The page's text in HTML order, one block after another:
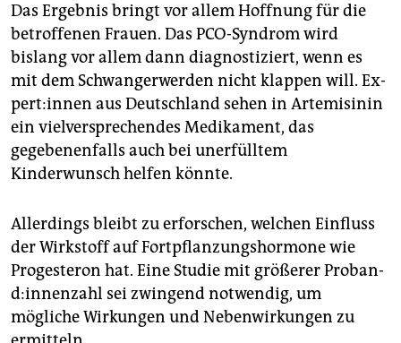
Das Ergebnis bringt vor allem Hoffnung für die
betroffenen Frauen. Das PCO-Syndrom wird
bislang vor allem dann diagnostiziert, wenn es
mit dem Schwangerwerden nicht klappen will. Ex­
per­t:in­nen aus Deutschland sehen in Artemisinin
ein vielversprechendes Medikament, das
gegebenenfalls auch bei unerfülltem
Kinderwunsch helfen könnte.
Allerdings bleibt zu erforschen, welchen Einfluss
der Wirkstoff auf Fortpflanzungshormone wie
Progesteron hat. Eine Studie mit größerer Pro­ban­
d:in­nen­zahl sei zwingend notwendig, um
mögliche Wirkungen und Nebenwirkungen zu